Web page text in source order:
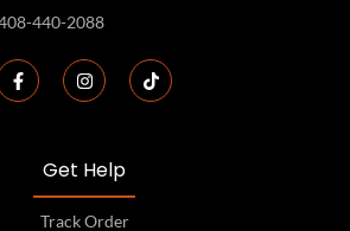
440-2088
Get Help
Track Order